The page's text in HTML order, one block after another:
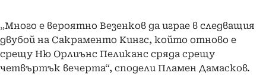
„Много е вероятно Везенков да играе в следващия
двубой на Сакраменто Кингс, който отново е
срещу Ню Орлиънс Пеликанс сряда срещу
четвъртък вечерта“, сподели Пламен Дамасков.